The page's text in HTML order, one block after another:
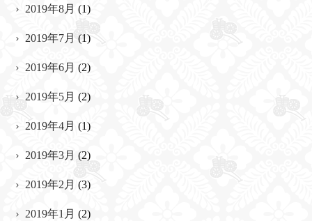
2019年8月 (1)
2019年7月 (1)
2019年6月 (2)
2019年5月 (2)
2019年4月 (1)
2019年3月 (2)
2019年2月 (3)
2019年1月 (2)